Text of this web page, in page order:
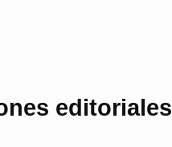
editoriales